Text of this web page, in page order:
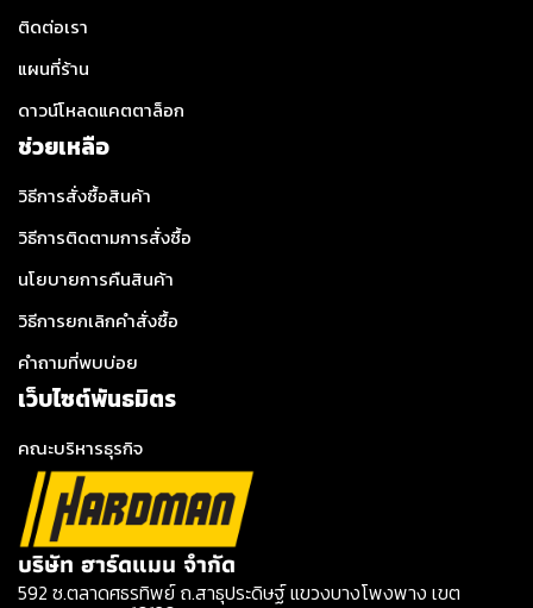
ติดต่อเรา
แผนที่ร้าน
ดาวน์โหลดแคตตาล็อก
ช่วยเหลือ
วิธีการสั่งซื้อสินค้า
วิธีการติดตามการสั่งซื้อ
นโยบายการคืนสินค้า
วิธีการยกเลิกคำสั่งซื้อ
คำถามที่พบบ่อย
เว็บไซต์พันธมิตร
คณะบริหารธุรกิจ
บริษัท ฮาร์ดแมน จำกัด
592 ซ.ตลาดศธรทิพย์ ถ.สาธุประดิษฐ์ แขวงบางโพงพาง เขต